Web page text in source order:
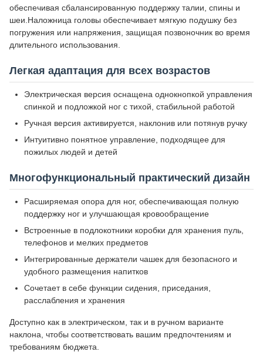
обеспечивая сбалансированную поддержку талии, спины и
шеи.Наложница головы обеспечивает мягкую подушку без
погружения или напряжения, защищая позвоночник во время
длительного использования.
Легкая адаптация для всех возрастов
Электрическая версия оснащена однокнопкой управления
спинкой и подложкой ног с тихой, стабильной работой
Ручная версия активируется, наклонив или потянув ручку
Интуитивно понятное управление, подходящее для
пожилых людей и детей
Многофункциональный практический дизайн
Расширяемая опора для ног, обеспечивающая полную
поддержку ног и улучшающая кровообращение
Встроенные в подлокотники коробки для хранения пуль,
телефонов и мелких предметов
Интегрированные держатели чашек для безопасного и
удобного размещения напитков
Сочетает в себе функции сидения, приседания,
расслабления и хранения
Доступно как в электрическом, так и в ручном варианте
наклона, чтобы соответствовать вашим предпочтениям и
требованиям бюджета.